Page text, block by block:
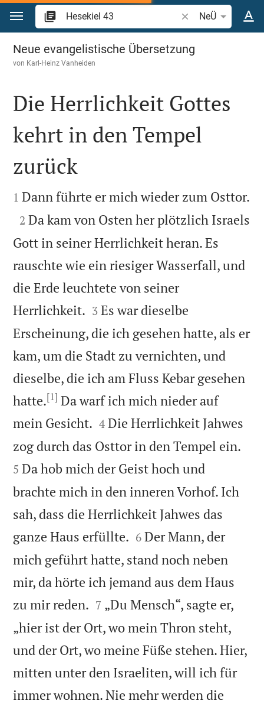
Zum Inhalt springen
Bibelstelle oder
NeÜ
Hesekiel 43
Neue evangelistische Übersetzung
von Karl-Heinz Vanheiden

Die Herrlichkeit Gottes
kehrt in den Tempel
zurück

1 Dann führte er mich wieder zum Osttor.

2 Da kam von Osten her plötzlich Israels
Gott in seiner Herrlichkeit heran. Es
rauschte wie ein riesiger Wasserfall, und
die Erde leuchtete von seiner
Herrlichkeit. 

3 Es war dieselbe
Erscheinung, die ich gesehen hatte, als er
kam, um die Stadt zu vernichten, und
dieselbe, die ich am Fluss Kebar gesehen
hatte.[1] Da warf ich mich nieder auf
mein Gesicht. 

4 Die Herrlichkeit Jahwes
zog durch das Osttor in den Tempel ein.
5 Da hob mich der Geist hoch und
brachte mich in den inneren Vorhof. Ich
sah, dass die Herrlichkeit Jahwes das
ganze Haus erfüllte. 

6 Der Mann, der
mich geführt hatte, stand noch neben
mir, da hörte ich jemand aus dem Haus
zu mir reden. 

7 „Du Mensch“, sagte er,
„hier ist der Ort, wo mein Thron steht,
und der Ort, wo meine Füße stehen. Hier,
mitten unter den Israeliten, will ich für
immer wohnen. Nie mehr werden die